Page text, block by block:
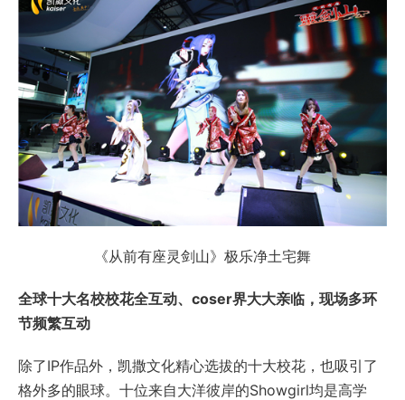
《从前有座灵剑山》极乐净土宅舞
全球十大名校校花全互动、coser界大大亲临，现场多环
节频繁互动
除了IP作品外，凯撒文化精心选拔的十大校花，也吸引了
格外多的眼球。十位来自大洋彼岸的Showgirl均是高学